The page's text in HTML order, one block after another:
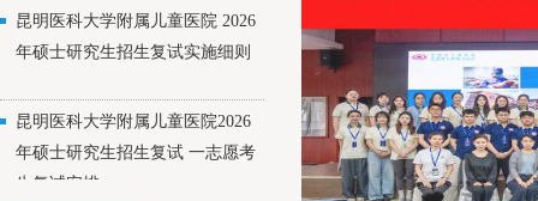
昆明医科大学附属儿童医院 2026
年硕士研究生招生复试实施细则
昆明医科大学附属儿童医院2026
年硕士研究生招生复试 一志愿考
生复试安排